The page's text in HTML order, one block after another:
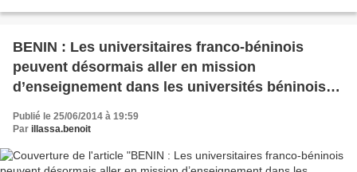
BENIN : Les universitaires franco-béninois
peuvent désormais aller en mission
d’enseignement dans les universités béninoises
comme apport de la diaspora
Publié le 25/06/2014 à 19:59
Par illassa.benoit